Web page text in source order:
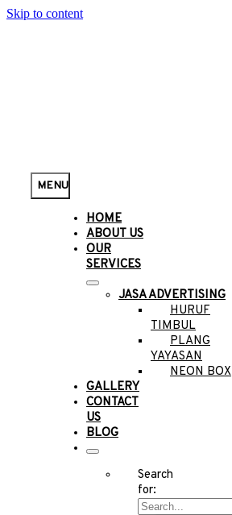
Skip to content
MENU
HOME
ABOUT US
OUR
SERVICES
JASA ADVERTISING
HURUF
TIMBUL
PLANG
YAYASAN
NEON BOX
GALLERY
CONTACT
US
BLOG
Search
for: